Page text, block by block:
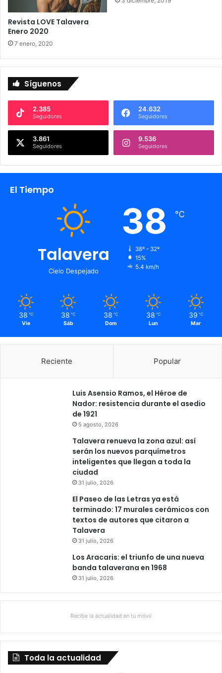
e
e
c
i
r
Revista LOVE Talavera
Enero 2020
7 enero, 2020
Síguenos
2.385
Seguidores
24.632
Seguidores
3.861
Seguidores
9.536
Seguidores
El Tiempo
Talavera
Cielo Despejado
38 ℃
38º - 32º
15%
5.4 km/h
38 ℃
Vie
38 ℃
Sáb
38 ℃
Dom
38 ℃
Lun
39 ℃
Mar
Reciente Popular
Luis Asensio Ramos, el Héroe de
Nador: resistencia durante el asedio
de 1921
5 agosto, 2026
Talavera renueva la zona azul: así
serán los nuevos parquímetros
inteligentes que llegan a toda la
ciudad
31 julio, 2026
El Paseo de las Letras ya está
terminado: 17 murales cerámicos con
textos de autores que citaron a
Talavera
31 julio, 2026
Los Aracaris: el triunfo de una nueva
banda talaverana en 1968
31 julio, 2026
Recibe la actualidad en tu móvil
Toda la actualidad